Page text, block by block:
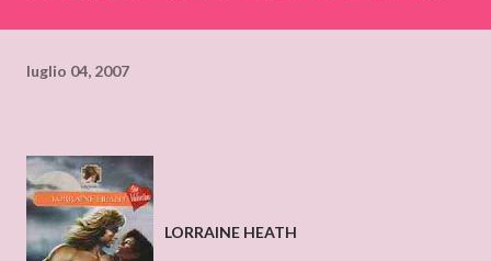
luglio 04, 2007
LORRAINE HEATH